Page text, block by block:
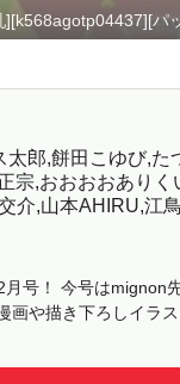
][k568agotp04437][パ
郎,餅田こゆび,た
宗,おおおおありく
介,山本AHIRU,江
号！ 今号はmignon
画や描き下ろしイラ